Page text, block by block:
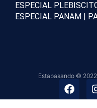
ESPECIAL
ESPECIAL PANAM |
Estapasando ©